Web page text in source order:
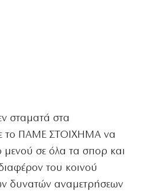
σταματά στα
το ΠΑΜΕ ΣΤΟΙΧΗΜΑ να
μενού σε όλα τα σπορ και
του κοινού
δυνατών αναμετρήσεων